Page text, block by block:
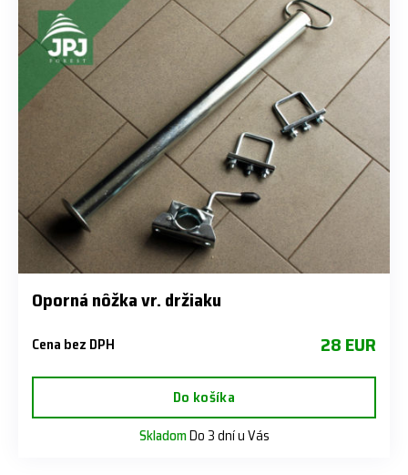
Oporná nôžka vr. držiaku
Cena bez DPH 28 EUR
Do košíka
SkladomDo 3 dní u Vás